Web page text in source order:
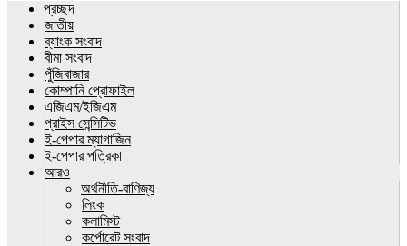
প্রচ্ছদ
জাতীয়
ব্যাংক সংবাদ
বীমা সংবাদ
পুঁজিবাজার
কোম্পানি প্রোফাইল
এজিএম/ইজিএম
প্রাইস সেন্সিটিভ
ই-পেপার ম্যাগাজিন
ই-পেপার পত্রিকা
আরও
অর্থনীতি-বাণিজ্য
লিংক
কলামিস্ট
কর্পোরেট সংবাদ